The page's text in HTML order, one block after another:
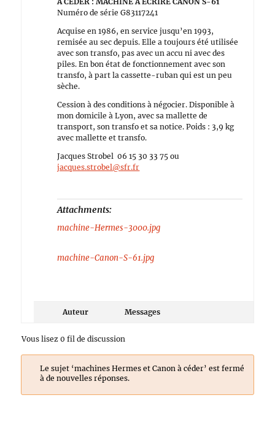
Numéro de série G83117241
Acquise en 1986, en service jusqu’en 1993,
remisée au sec depuis. Elle a toujours été utilisée
avec son transfo, pas avec un accu ni avec des
piles. En bon état de fonctionnement avec son
transfo, à part la cassette-ruban qui est un peu
sèche.
Cession à des conditions à négocier. Disponible à
mon domicile à Lyon, avec sa mallette de
transport, son transfo et sa notice. Poids : 3,9 kg
avec mallette et transfo.
Jacques Strobel 06 15 30 33 75 ou
jacques.strobel@sfr.fr
Attachments:
machine-Hermes-3000.jpg
machine-Canon-S-61.jpg
Auteur Messages
Vous lisez 0 fil de discussion
Le sujet ‘machines Hermes et Canon à céder’ est fermé
à de nouvelles réponses.